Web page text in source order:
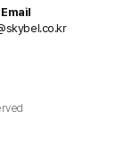
Email